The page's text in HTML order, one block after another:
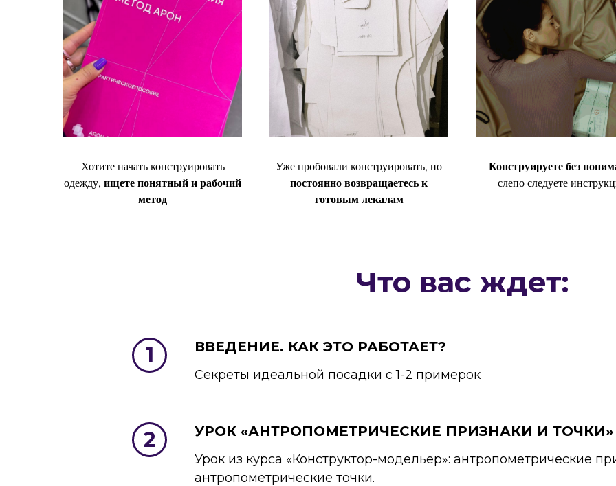
Хотите начать конструировать
одежду, ищете понятный и рабочий
метод
Уже пробовали конструировать, но
постоянно возвращаетесь к
готовым лекалам
Конструируете без
слепо следуете
Что вас ждет:
ВВЕДЕНИЕ. КАК ЭТО РАБОТАЕТ?
Секреты идеальной посадки с 1-2 примерок
УРОК «АНТРОПОМЕТРИЧЕСКИЕ ПРИЗНАКИ И ТОЧКИ»
Урок из курса «Конструктор-модельер»: антропометрические
антропометрические точки.